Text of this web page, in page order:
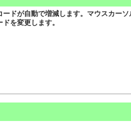
ドが自動で増減します。マウスカー
を変更します。